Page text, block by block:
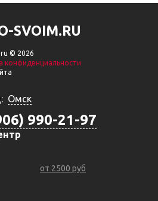
SVOIM.RU
© 2026
конфиденциальности
Омск
990-21-97
от 2500 руб